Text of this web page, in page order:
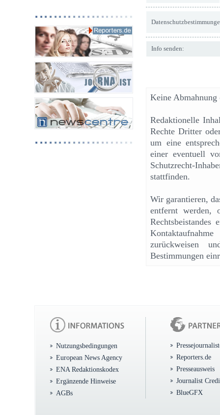
Info senden:
Keine
Redaktionelle
Rechte Dritter
um eine
einer eventuell
Schutzrecht-
stattfinden.
Wir garantieren,
entfernt werden,
zurückweisen
Bestimmungen
Nutzungsbedingungen
European News Agency
ENA Redaktionskodex
Ergänzende Hinweise
AGBs
Reporters.de
Presseausweis
Journalist
BlueGFX